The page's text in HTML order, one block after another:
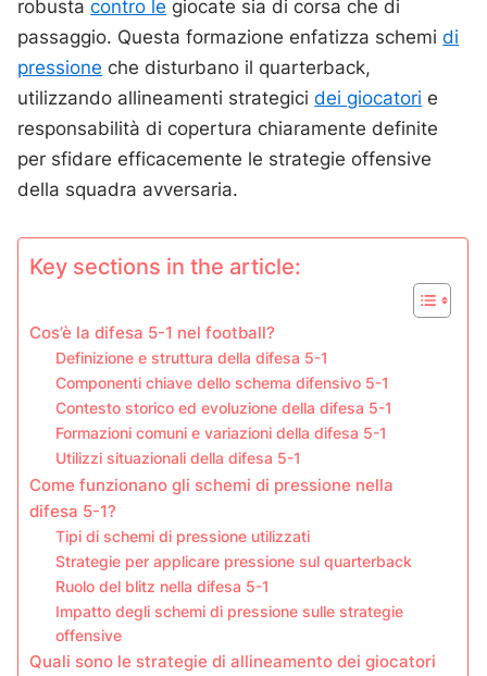
robustacontro le giocate sia di corsa che di
passaggio. Questa formazione enfatizza schemidi
pressione che disturbano il quarterback,
utilizzando allineamenti strategicidei giocatori e
responsabilità di copertura chiaramente definite
per sfidare efficacemente le strategie offensive
della squadra avversaria.
Key sections in the article:
Cos’è la difesa 5-1 nel football?
Definizione e struttura della difesa 5-1
Componenti chiave dello schema difensivo 5-1
Contesto storico ed evoluzione della difesa 5-1
Formazioni comuni e variazioni della difesa 5-1
Utilizzi situazionali della difesa 5-1
Come funzionano gli schemi di pressione nella
difesa 5-1?
Tipi di schemi di pressione utilizzati
Strategie per applicare pressione sul quarterback
Ruolo del blitz nella difesa 5-1
Impatto degli schemi di pressione sulle strategie
offensive
Quali sono le strategie di allineamento dei giocatori